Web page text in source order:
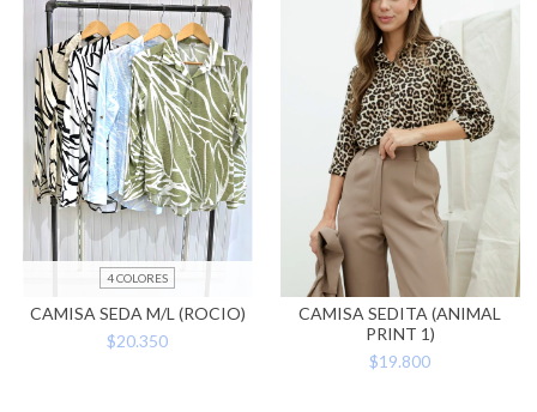
4 COLORES
CAMISA SEDA M/L (ROCIO)
$20.350
CAMISA SEDITA (ANIMAL
PRINT 1)
$19.800